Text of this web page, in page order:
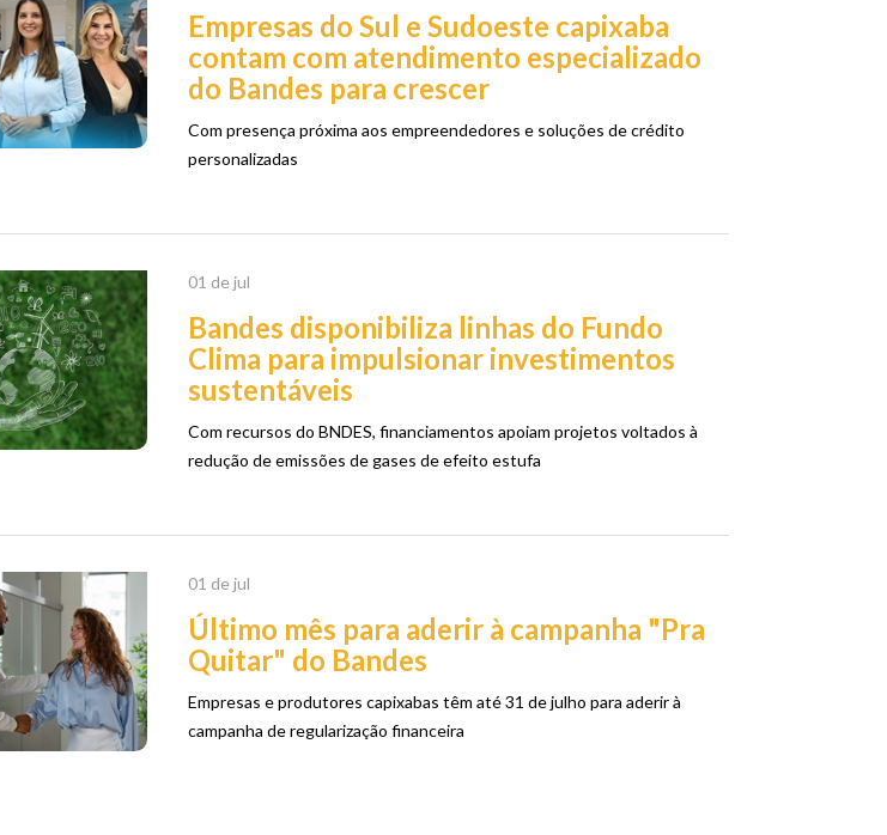
Empresas do Sul e Sudoeste capixaba
contam com atendimento especializado
do Bandes para crescer
Com presença próxima aos empreendedores e soluções de crédito
personalizadas
01 de jul
Bandes disponibiliza linhas do Fundo
Clima para impulsionar investimentos
sustentáveis
Com recursos do BNDES, financiamentos apoiam projetos voltados à
redução de emissões de gases de efeito estufa
01 de jul
Último mês para aderir à campanha "Pra
Quitar" do Bandes
Empresas e produtores capixabas têm até 31 de julho para aderir à
campanha de regularização financeira